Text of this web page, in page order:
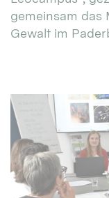
gemeinsam das
Gewalt im